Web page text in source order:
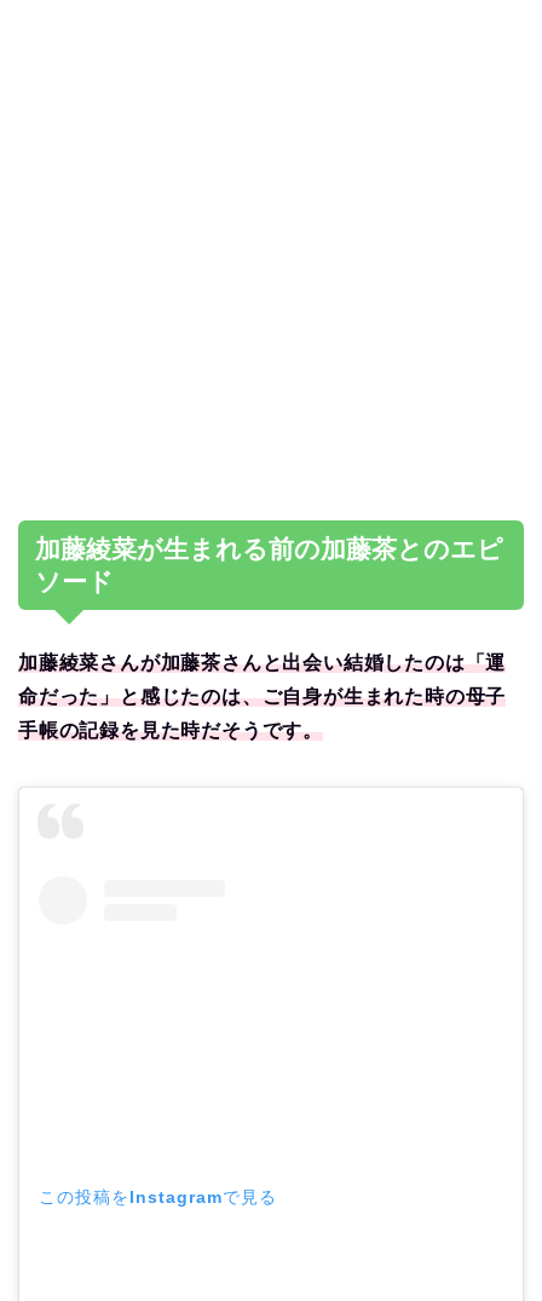
加藤綾菜が生まれる前の加藤茶とのエピ
ソード
加藤綾菜さんが加藤茶さんと出会い結婚したのは「運
命だった」と感じたのは、ご自身が生まれた時の母子
手帳の記録を見た時だそうです。
この投稿をInstagramで見る